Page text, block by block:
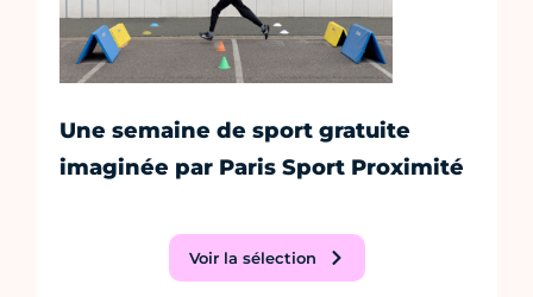
Une semaine de sport gratuite
imaginée par Paris Sport Proximité
Voir la sélection